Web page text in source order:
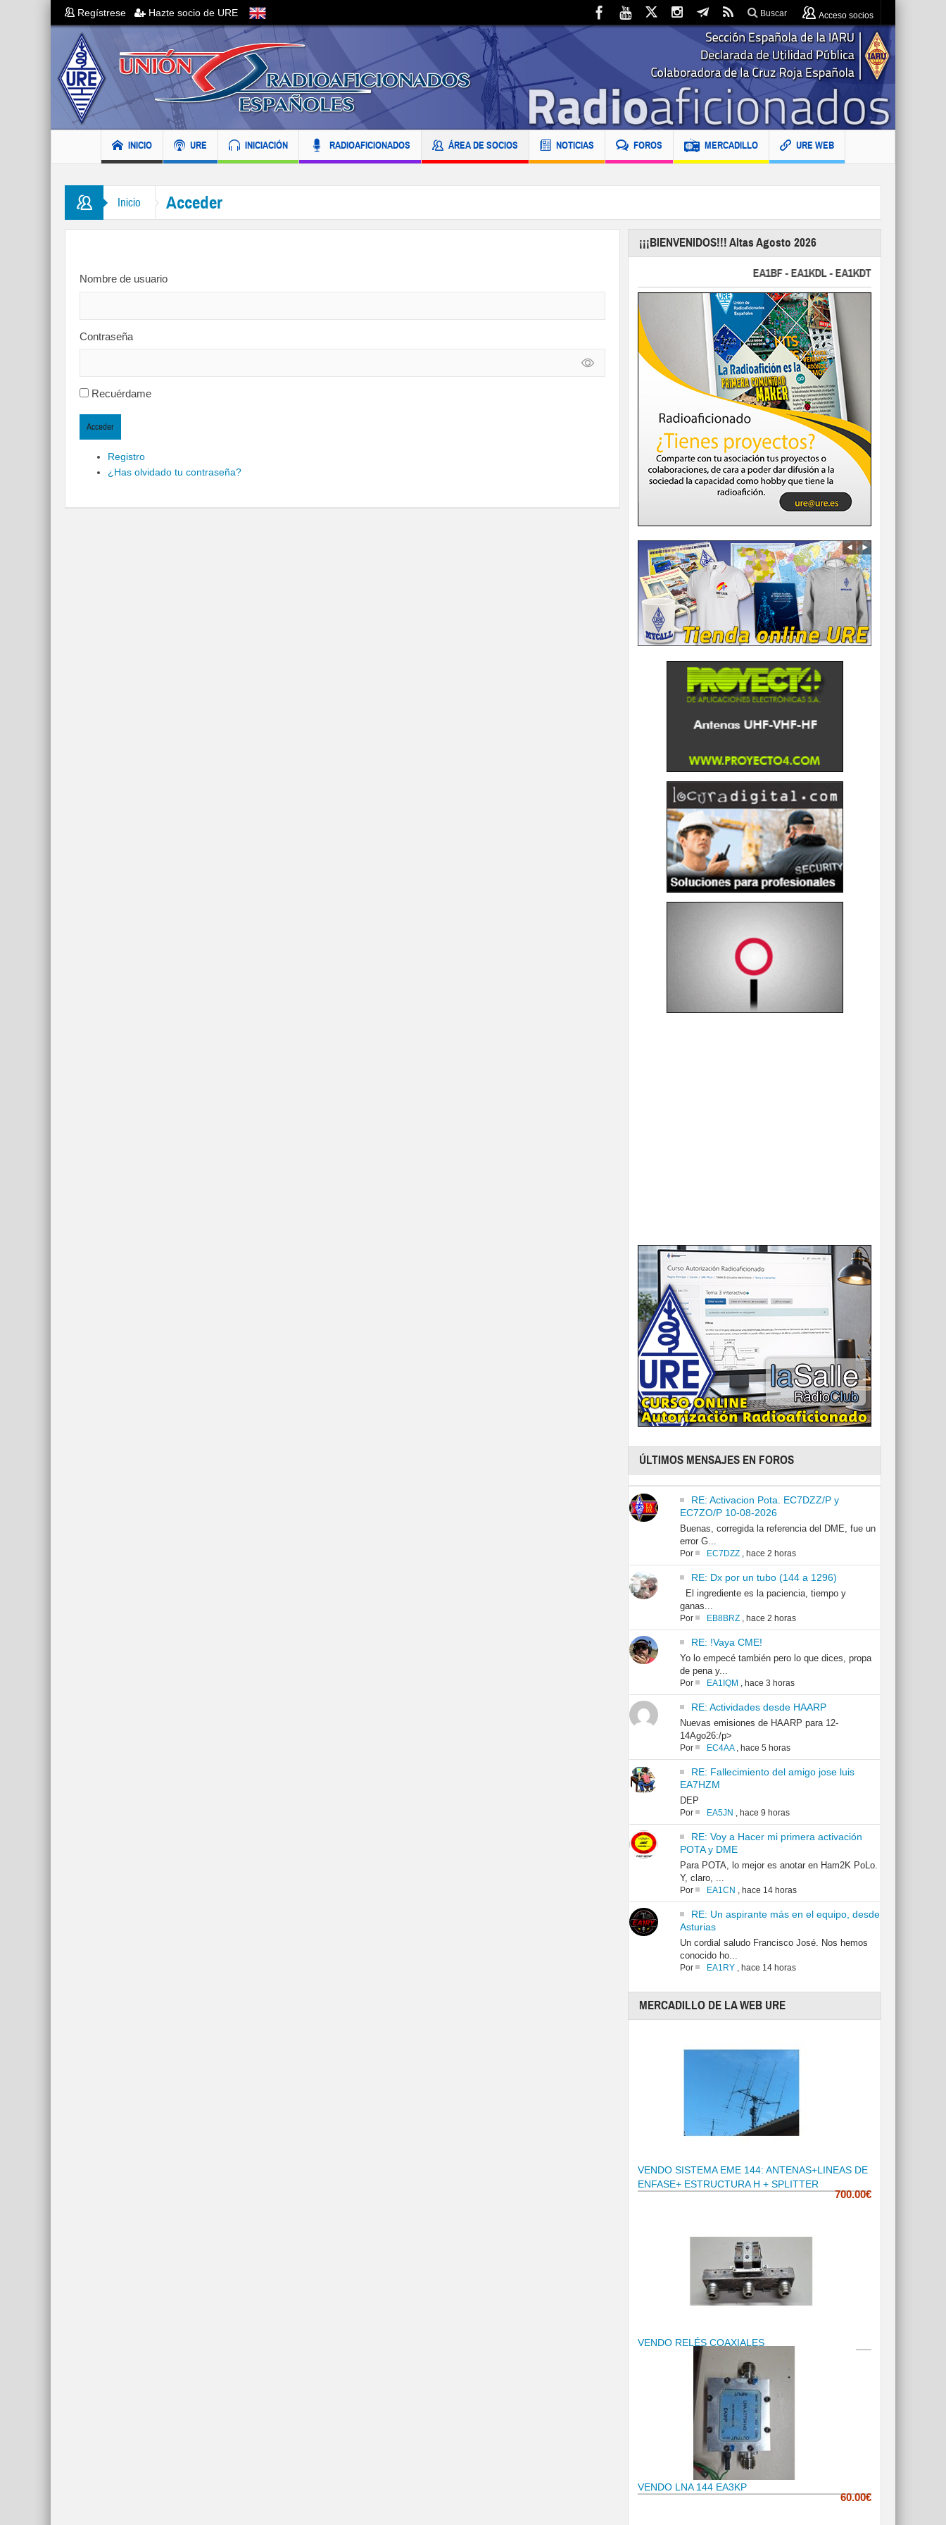
Regístrese Hazte socio de URE Buscar Acceso socios
INICIO URE INICIACIÓN RADIOAFICIONADOS ÁREA DE SOCIOS NOTICIAS FOROS MERCADILLO URE WEB
Inicio Acceder
Nombre de usuario
Contraseña
Recuérdame
Acceder
Registro
¿Has olvidado tu contraseña?
¡¡¡BIENVENIDOS!!! Altas Agosto 2026
EA1BF - EA1KDL - EA1KDT - EA2FBJ - EA2FJU
ÚLTIMOS MENSAJES EN FOROS
RE: Activacion Pota. EC7DZZ/P y
EC7ZO/P 10-08-2026
Buenas, corregida la referencia del DME, fue un
error G...
Por EC7DZZ, hace 2 horas
RE: Dx por un tubo (144 a 1296)
El ingrediente es la paciencia, tiempo y
ganas...
Por EB8BRZ, hace 2 horas
RE: !Vaya CME!
Yo lo empecé también pero lo que dices, propa
de pena y...
Por EA1IQM , hace 3 horas
RE: Actividades desde HAARP
Nuevas emisiones de HAARP para 12-
14Ago26:/p>
Por EC4AA, hace 5 horas
RE: Fallecimiento del amigo jose luis
EA7HZM
DEP
Por EA5JN , hace 9 horas
RE: Voy a Hacer mi primera activación
POTA y DME
Para POTA, lo mejor es anotar en Ham2K PoLo.
Y, claro, ...
Por EA1CN , hace 14 horas
RE: Un aspirante más en el equipo, desde
Asturias
Un cordial saludo Francisco José. Nos hemos
conocido ho...
Por EA1RY, hace 14 horas
MERCADILLO DE LA WEB URE
VENDO SISTEMA EME 144: ANTENAS+LINEAS DE
ENFASE+ ESTRUCTURA H + SPLITTER
700.00€
VENDO RELÉS COAXIALES
VENDO LNA 144 EA3KP
60.00€